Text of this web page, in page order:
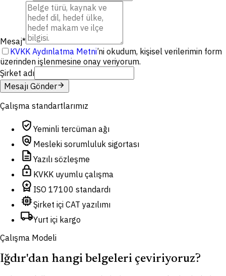
Mesaj*
KVKK Aydınlatma Metni’ni okudum, kişisel verilerimin form
üzerinden işlenmesine onay veriyorum.
Şirket adı
Mesajı Gönderarrow_forward
Çalışma standartlarımız
verified_user Yeminli tercüman ağı
policy Mesleki sorumluluk sigortası
description Yazılı sözleşme
lock KVKK uyumlu çalışma
workspace_premium ISO 17100 standardı
memoryŞirket içi CAT yazılımı
local_shippingYurt içi kargo
Çalışma Modeli
Iğdır'dan hangi belgeleri çeviriyoruz?